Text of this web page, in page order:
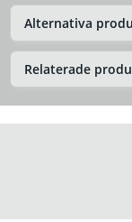
Alternativa
Relaterade